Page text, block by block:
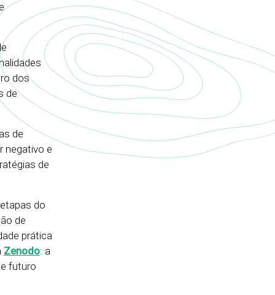
dos
de
de
negativo e
de
do
de
prática
Zenodo: a
futuro